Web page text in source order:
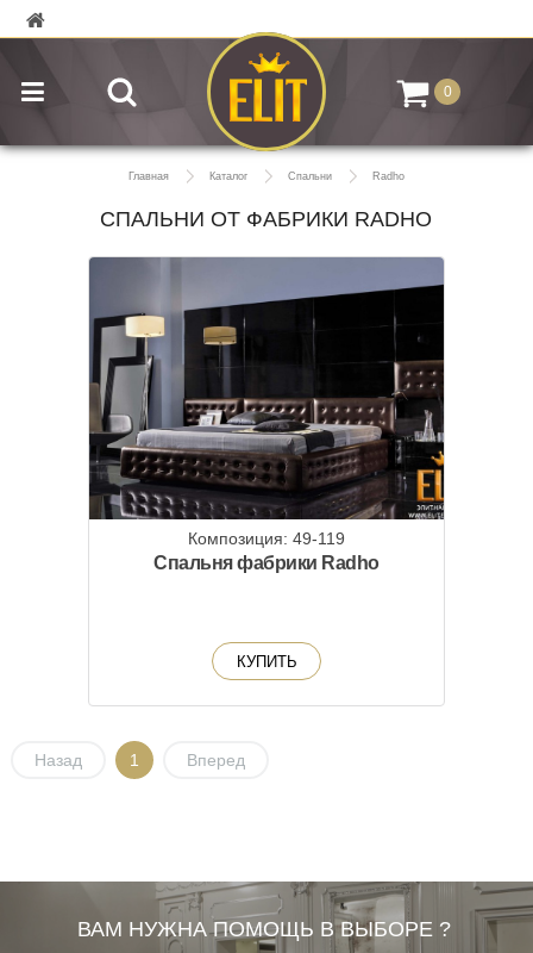
0
Главная Каталог Спальни Radho
СПАЛЬНИ ОТ ФАБРИКИ RADHO
Композиция: 49-119
Спальня фабрики Radho
КУПИТЬ
Назад 1 Вперед
ВАМ НУЖНА ПОМОЩЬ В ВЫБОРЕ ?